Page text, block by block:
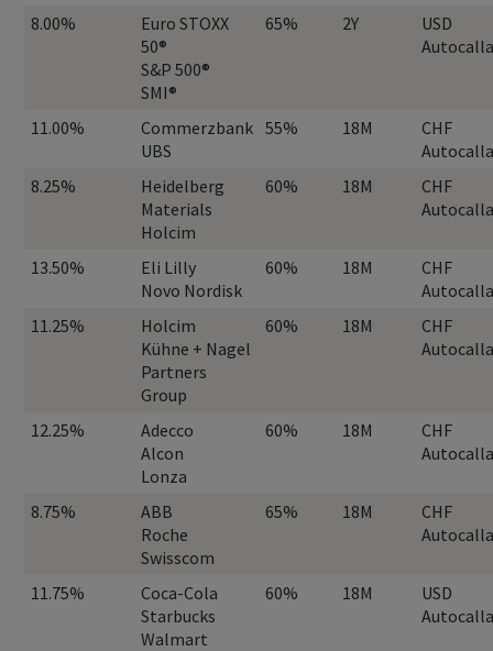
8.00%
Euro STOXX
50®
S&P 500®
SMI®
65% 2Y
USD
11.00%
Commerzbank
UBS
55% 18M
CHF
8.25%
Heidelberg
Materials
Holcim
60% 18M
CHF
13.50%
Eli Lilly
Novo Nordisk
60% 18M
CHF
11.25%
Holcim
Kühne + Nagel
Partners
Group
60% 18M
CHF
12.25%
Adecco
Alcon
Lonza
60% 18M
CHF
8.75%
ABB
Roche
Swisscom
65% 18M
CHF
11.75%
Coca-Cola
Starbucks
Walmart
60% 18M
USD